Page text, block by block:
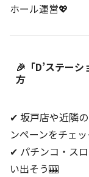
ホール運営💖
🎉「D’ステー
方
✔ 坂戸店や近隣
ンペーンをチェ
✔ パチンコ・ス
い出そう🎰